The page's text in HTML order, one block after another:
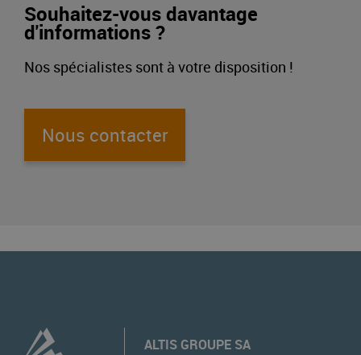
Souhaitez-vous davantage
d'informations ?
Nos spécialistes sont à votre disposition !
Nous contacter
ALTIS GROUPE SA